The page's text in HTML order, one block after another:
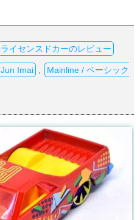
ライセンスドカーのレビュー
Jun Imai Mainline / ベーシック